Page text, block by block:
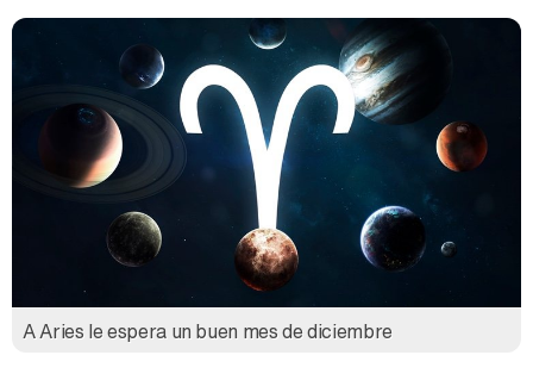
A Aries le espera un buen mes de diciembre